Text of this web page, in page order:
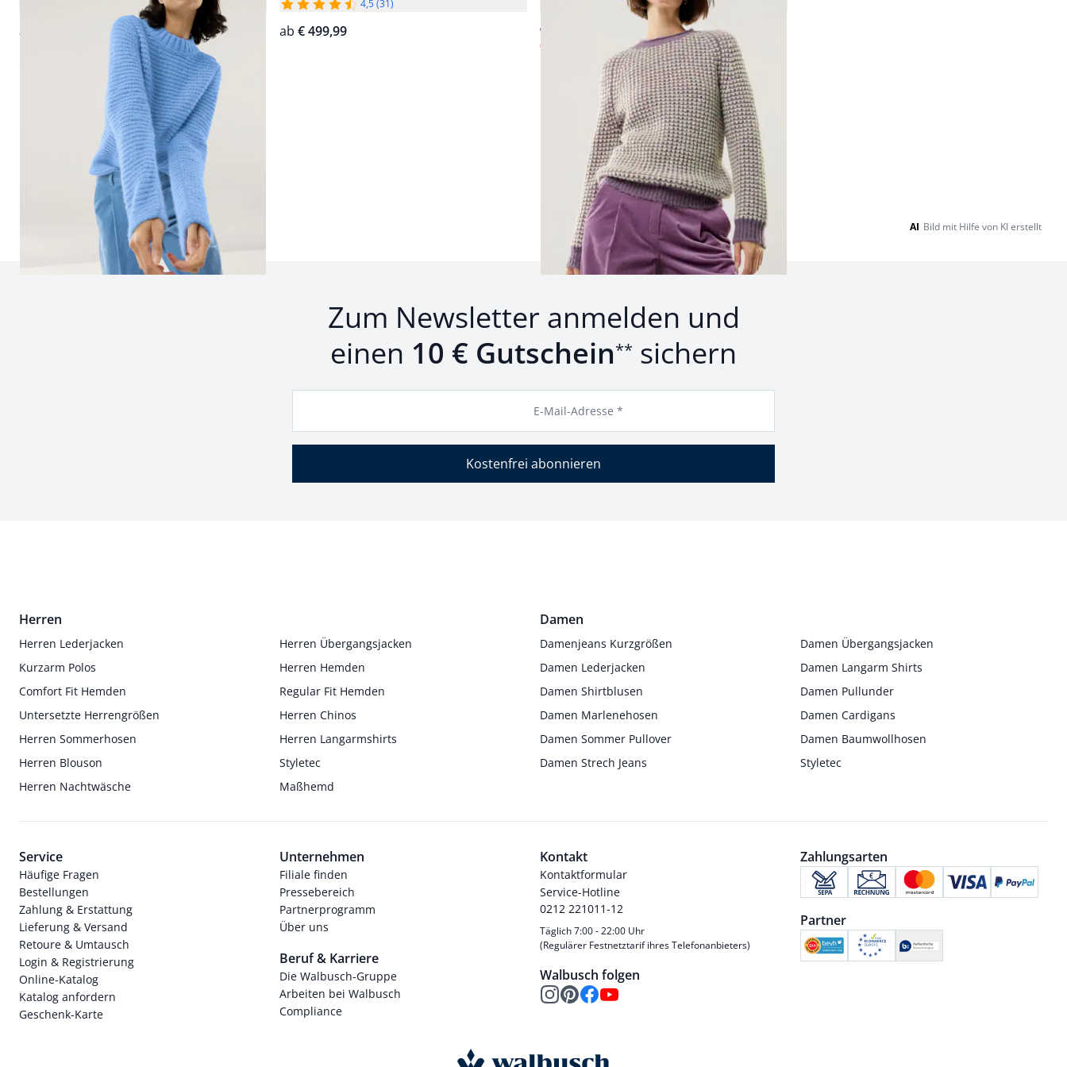
ab
4,5 (31)
ab € 499,99
4,7 (13)
ab € 129,99
€ 59,99
Seite 1 geladen. Zeige Produkte 1 bis 3 von 3.
AI Bild mit Hilfe von KI erstellt
Zum Newsletter anmelden und
einen 10 € Gutschein** sichern
E-Mail-Adresse *
Kostenfrei abonnieren
Herren
Herren Lederjacken
Herren Übergangsjacken
Kurzarm Polos
Herren Hemden
Comfort Fit Hemden
Regular Fit Hemden
Untersetzte Herrengrößen
Herren Chinos
Herren Sommerhosen
Herren Langarmshirts
Herren Blouson
Styletec
Herren Nachtwäsche
Maßhemd
Damen
Damenjeans Kurzgrößen
Damen Übergangsjacken
Damen Lederjacken
Damen Langarm Shirts
Damen Shirtblusen
Damen Pullunder
Damen Marlenehosen
Damen Cardigans
Damen Sommer Pullover
Damen Baumwollhosen
Damen Strech Jeans
Styletec
Service
Häufige Fragen
Bestellungen
Zahlung & Erstattung
Lieferung & Versand
Retoure & Umtausch
Login & Registrierung
Online-Katalog
Katalog anfordern
Geschenk-Karte
Unternehmen
Filiale finden
Pressebereich
Partnerprogramm
Über uns
Beruf & Karriere
Die Walbusch-Gruppe
Arbeiten bei Walbusch
Compliance
Kontakt
Kontaktformular
Service-Hotline
0212 221011-12
Täglich 7:00 - 22:00 Uhr
(Regulärer Festnetztarif ihres Telefonanbieters)
Walbusch folgen
Zahlungsarten
Partner